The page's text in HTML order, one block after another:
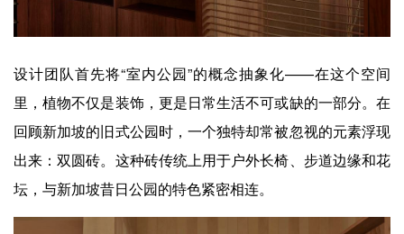
设计团队首先将“室内公园”的概念抽象化——在这个空间
里，植物不仅是装饰，更是日常生活不可或缺的一部分。在
回顾新加坡的旧式公园时，一个独特却常被忽视的元素浮现
出来：双圆砖。这种砖传统上用于户外长椅、步道边缘和花
坛，与新加坡昔日公园的特色紧密相连。